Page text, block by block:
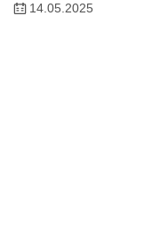
14.05.2025